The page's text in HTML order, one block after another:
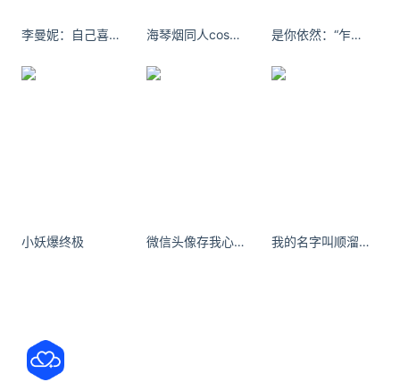
李曼妮：自己喜欢的日子，就是最美的日子；适合自己的活法，就是最好的活法。 海琴烟同人cosplay美女4K高清壁纸 是你依然：“乍见初欢 相处仍怦然”#古风 #汉服
小妖爆终极 微信头像存我心者将心比心，心存我者以真换真， 如果不能顺顺利利，那就风雨兼程。-腾牛个性网 我的名字叫顺溜 度假plog｜120斤 不是只有瘦才好看 - 小红书